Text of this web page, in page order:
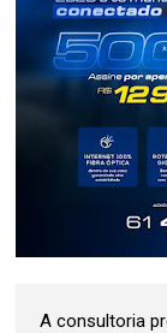
A consultoria